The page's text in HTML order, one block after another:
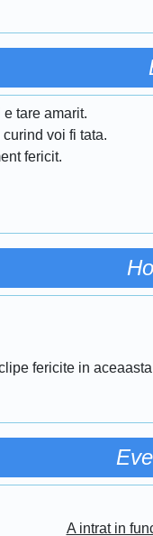
tare amarit.
voi fi tata.
fericit.
fericite in
A intrat in